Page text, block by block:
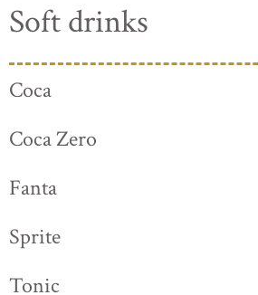
Soft drinks
Coca
Coca Zero
Fanta
Sprite
Tonic